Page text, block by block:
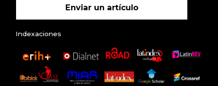
Enviar un artículo
Indexaciones